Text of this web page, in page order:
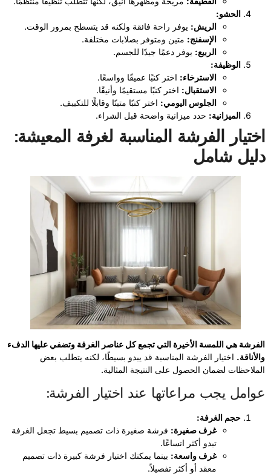
الحشو:
الريش: يوفر راحة فائقة ولكنه قد يتسطح بمرور الوقت.
الإسفنج: متين ومتوفر بصلابات مختلفة.
الربيع: يوفر دعمًا جيدًا للجسم.
الوظيفة:
الاسترخاء: اختر كنبًا عميقًا وواسعًا.
الاستقبال: اختر كنبًا مستقيمًا وأنيقًا.
الجلوس اليومي: اختر كنبًا متينًا وقابلًا للتكييف.
الميزانية: حدد ميزانية واضحة قبل الشراء.
اختيار الفرشة المناسبة لغرفة المعيشة:
دليل شامل
الفرشة هي اللمسة الأخيرة التي تجمع كل عناصر الغرفة وتضفي عليها الدفء
والأناقة. اختيار الفرشة المناسبة قد يبدو بسيطًا، لكنه يتطلب بعض
الملاحظات لضمان الحصول على النتيجة المثالية.
عوامل يجب مراعاتها عند اختيار الفرشة:
حجم الغرفة:
غرف صغيرة: فرشة صغيرة ذات تصميم بسيط تجعل الغرفة
تبدو أكثر اتساعًا.
غرف واسعة: بينما يمكنك اختيار فرشة كبيرة ذات تصميم
معقد أو أكثر تفصيلاً.